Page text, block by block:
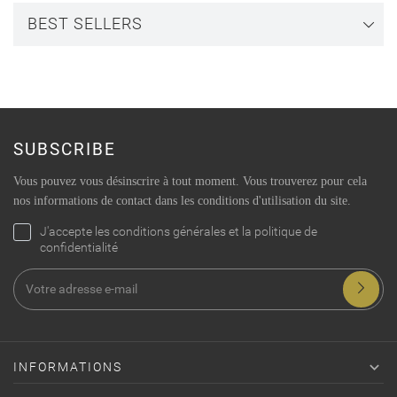
BEST SELLERS
SUBSCRIBE
Vous pouvez vous désinscrire à tout moment. Vous trouverez pour cela
nos informations de contact dans les conditions d'utilisation du site.
J'accepte les conditions générales et la politique de
confidentialité
INFORMATIONS 